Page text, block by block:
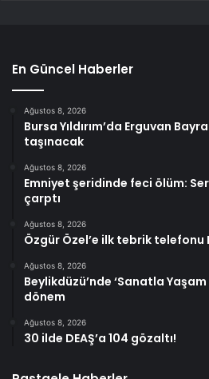
En Güncel Haberler
Ağustos 8, 2026
Bursa Yıldırım’da Erguvan
taşınacak
Ağustos 8, 2026
Emniyet şeridinde feci ölüm:
çarptı
Ağustos 8, 2026
Özgür Özel’e ilk tebrik telefonu
Ağustos 8, 2026
Beylikdüzü’nde ‘Sanatla
dönem
Ağustos 8, 2026
30 ilde DEAŞ’a 104 gözaltı!